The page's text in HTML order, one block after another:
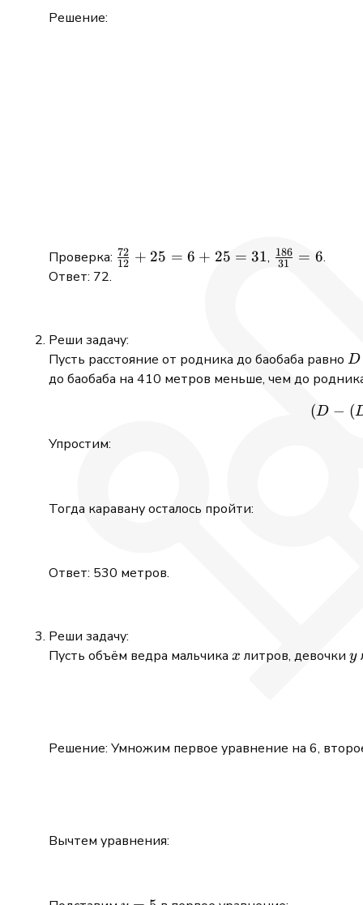
Решение:
Проверка: \frac{72}
12
72 + 25 = 6 + 25 = 31, \frac{186}
31
186 = 6.
Ответ: 72.
Реши задачу:
Пусть расстояние от родника до баобаба равно D
D
до баобаба на 410 метров меньше, чем до
(D − (
Упростим:
Тогда каравану осталось пройти:
Ответ: 530 метров.
Реши задачу:
Пусть объём ведра мальчика x
x литров, девочки y
y
Решение: Умножим первое уравнение на 6,
Вычтем уравнения: